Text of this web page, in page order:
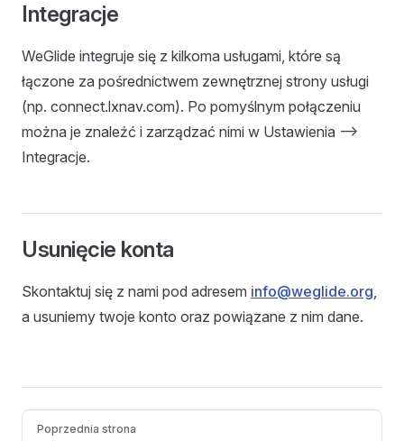
Integracje
WeGlide integruje się z kilkoma usługami, które są
łączone za pośrednictwem zewnętrznej strony usługi
(np. connect.lxnav.com). Po pomyślnym połączeniu
można je znaleźć i zarządzać nimi w Ustawienia -->
Integracje.
Usunięcie konta
Skontaktuj się z nami pod adresem info@weglide.org,
a usuniemy twoje konto oraz powiązane z nim dane.
Pager
Poprzednia strona